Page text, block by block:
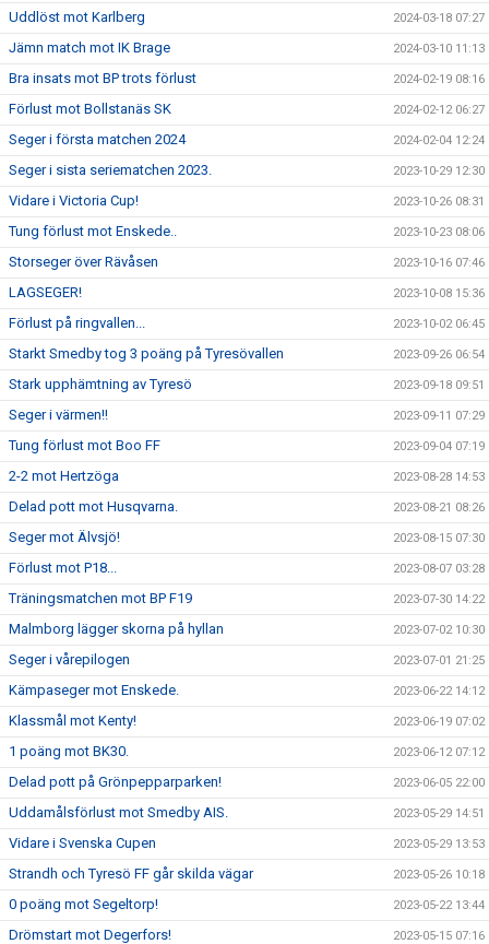
Uddlöst mot Karlberg 2024-03-18 07:27
Jämn match mot IK Brage 2024-03-10 11:13
Bra insats mot BP trots förlust 2024-02-19 08:16
Förlust mot Bollstanäs SK 2024-02-12 06:27
Seger i första matchen 2024 2024-02-04 12:24
Seger i sista seriematchen 2023. 2023-10-29 12:30
Vidare i Victoria Cup! 2023-10-26 08:31
Tung förlust mot Enskede.. 2023-10-23 08:06
Storseger över Rävåsen 2023-10-16 07:46
LAGSEGER! 2023-10-08 15:36
Förlust på ringvallen... 2023-10-02 06:45
Starkt Smedby tog 3 poäng på Tyresövallen 2023-09-26 06:54
Stark upphämtning av Tyresö 2023-09-18 09:51
Seger i värmen!! 2023-09-11 07:29
Tung förlust mot Boo FF 2023-09-04 07:19
2-2 mot Hertzöga 2023-08-28 14:53
Delad pott mot Husqvarna. 2023-08-21 08:26
Seger mot Älvsjö! 2023-08-15 07:30
Förlust mot P18... 2023-08-07 03:28
Träningsmatchen mot BP F19 2023-07-30 14:22
Malmborg lägger skorna på hyllan 2023-07-02 10:30
Seger i vårepilogen 2023-07-01 21:25
Kämpaseger mot Enskede. 2023-06-22 14:12
Klassmål mot Kenty! 2023-06-19 07:02
1 poäng mot BK30. 2023-06-12 07:12
Delad pott på Grönpepparparken! 2023-06-05 22:00
Uddamålsförlust mot Smedby AIS. 2023-05-29 14:51
Vidare i Svenska Cupen 2023-05-29 13:53
Strandh och Tyresö FF går skilda vägar 2023-05-26 10:18
0 poäng mot Segeltorp! 2023-05-22 13:44
Drömstart mot Degerfors! 2023-05-15 07:16